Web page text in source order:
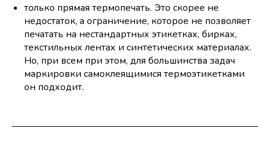
только прямая термопечать. Это скорее не
недостаток, а ограничение, которое не позволяет
печатать на нестандартных этикетках, бирках,
текстильных лентах и синтетических материалах.
Но, при всем при этом, для большинства задач
маркировки самоклеящимися термоэтикетками
он подходит.